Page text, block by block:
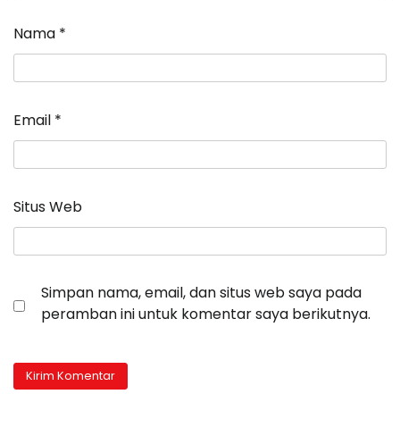
Nama *
Email *
Situs Web
Simpan nama, email, dan situs web saya pada
peramban ini untuk komentar saya berikutnya.